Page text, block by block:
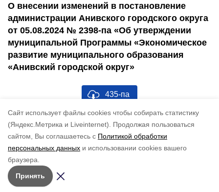
Cайт использует файлы cookies чтобы собирать статистику
(Яндекс.Метрика и Liveinternet).
Продолжая пользоваться
сайтом, Вы соглашаетесь с Политикой обработки
персональных данных и использовании cookies вашего
браузера.
Принять
О внесении изменений в постановление
администрации Анивского городского округа
от 05.08.2024 № 2398-па «Об утверждении
муниципальной Программы «Экономическое
развитие муниципального образования
«Анивский городской округ»
435-па
Понравилась статья?
пользователей
2